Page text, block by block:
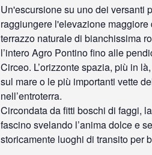
Un'escursione su uno dei versanti
raggiungere l'elevazione
terrazzo naturale di bianchissima
l’intero Agro Pontino fino alle
Circeo. L’orizzonte spazia, più in
sul mare o le più importanti vette
nell’entroterra.
Circondata da fitti boschi di faggi,
fascino svelando l’anima dolce e
storicamente luoghi di transito per